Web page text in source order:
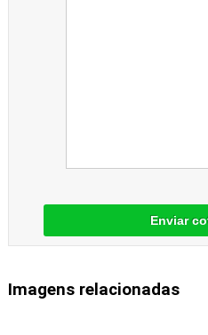
Enviar
Imagens relacionadas